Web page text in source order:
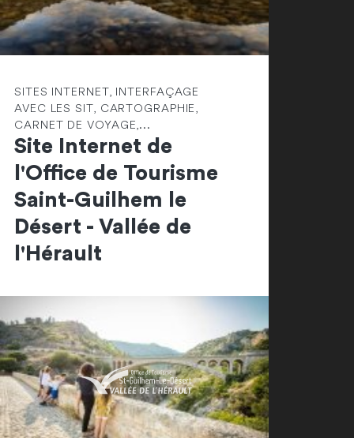
SITES INTERNET, INTERFAÇAGE
AVEC LES SIT, CARTOGRAPHIE,
CARNET DE VOYAGE,...
Site Internet de
l'Office de Tourisme
Saint-Guilhem le
Désert - Vallée de
l'Hérault